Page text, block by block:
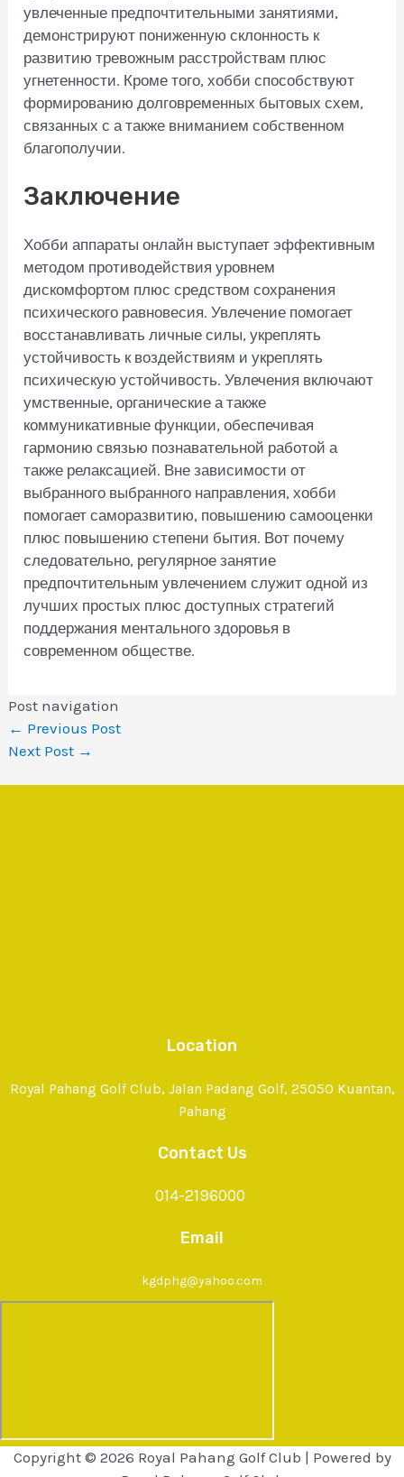
увлеченные предпочтительными занятиями,
демонстрируют пониженную склонность к
развитию тревожным расстройствам плюс
угнетенности. Кроме того, хобби способствуют
формированию долговременных бытовых схем,
связанных с а также вниманием собственном
благополучии.
Заключение
Хобби аппараты онлайн выступает эффективным
методом противодействия уровнем
дискомфортом плюс средством сохранения
психического равновесия. Увлечение помогает
восстанавливать личные силы, укреплять
устойчивость к воздействиям и укреплять
психическую устойчивость. Увлечения включают
умственные, органические а также
коммуникативные функции, обеспечивая
гармонию связью познавательной работой а
также релаксацией. Вне зависимости от
выбранного выбранного направления, хобби
помогает саморазвитию, повышению самооценки
плюс повышению степени бытия. Вот почему
следовательно, регулярное занятие
предпочтительным увлечением служит одной из
лучших простых плюс доступных стратегий
поддержания ментального здоровья в
современном обществе.
Post navigation
← Previous Post
Next Post →
Location
Royal Pahang Golf Club, Jalan Padang Golf, 25050 Kuantan,
Pahang
Contact Us
014-2196000
Email
kgdphg@yahoo.com
Copyright © 2026 Royal Pahang Golf Club | Powered by